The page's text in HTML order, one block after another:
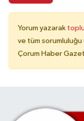
Yorum yazarak
ve tüm sorumluluğu
Çorum Haber